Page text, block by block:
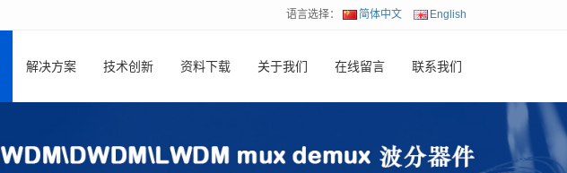
语言选择： 简体中文 English
解决方案 技术创新 资料下载 关于我们 在线留言 联系我们